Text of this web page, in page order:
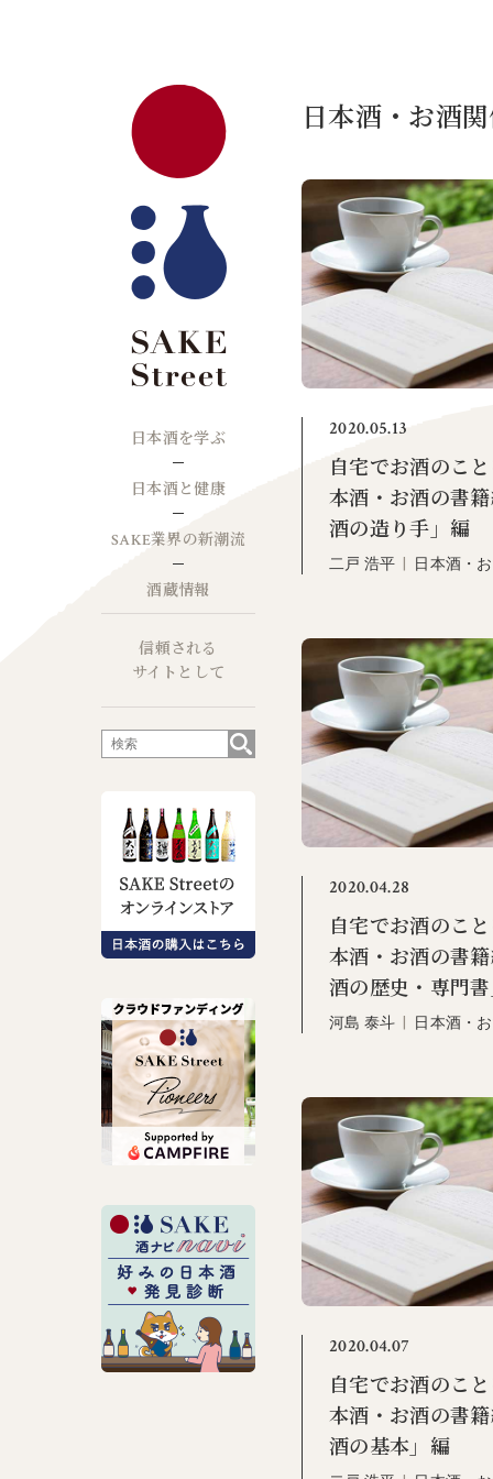
日本酒を学ぶ
日本酒と健康
SAKE業界の新潮流
酒蔵情報
信頼される
サイトとして
日本酒・お酒
2020.05.13
自宅でお酒のこ
本酒・お酒の書
酒の造り手」編
二戸 浩平 日本酒・
2020.04.28
自宅でお酒のこ
本酒・お酒の書
酒の歴史・専門
河島 泰斗 日本酒・
2020.04.07
自宅でお酒のこ
本酒・お酒の書
酒の基本」編